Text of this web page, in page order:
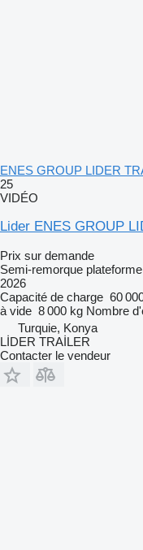
ENES GROUP LIDER
25
VIDÉO
Lider ENES GROUP
Prix sur demande
Semi-remorque plateforme
2026
Capacité de charge 60
à vide 8 000 kg Nombre
Turquie, Konya
LİDER TRAİLER
Contacter le vendeur